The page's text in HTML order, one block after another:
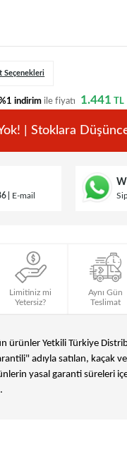
Seçenekleri
indirim ile fiyatı 1.441 TL
| Stoklara
E-mail
Limitiniz mi
Yetersiz?
Aynı Gün
Teslimat
ürünler Yetkili Türkiye
adıyla satılan, kaçak
yasal garanti süreleri